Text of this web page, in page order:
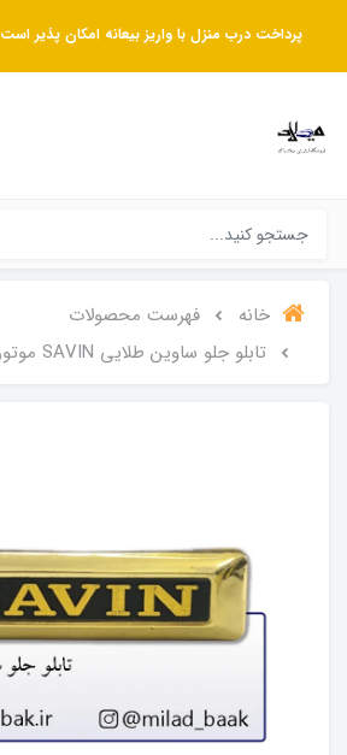
پرداخت درب منزل با واریز بیعانه امکان پذیر است
خانه
فهرست محصولات
تابلو جلو ساوین طلایی SAVIN موتورسیکلت